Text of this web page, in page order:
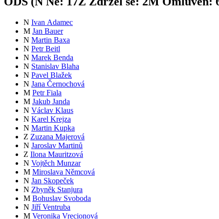
N Ivan Adamec
M Jan Bauer
N Martin Baxa
N Petr Beitl
N Marek Benda
N Stanislav Blaha
N Pavel Blažek
N Jana Černochová
M Petr Fiala
M Jakub Janda
N Václav Klaus
N Karel Krejza
N Martin Kupka
Z Zuzana Majerová
N Jaroslav Martinů
Z Ilona Mauritzová
N Vojtěch Munzar
M Miroslava Němcová
N Jan Skopeček
N Zbyněk Stanjura
M Bohuslav Svoboda
N Jiří Ventruba
M Veronika Vrecionová